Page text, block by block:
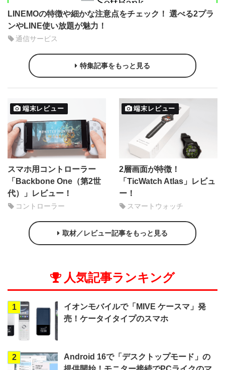
LINEMOの特徴や細かな注意点をチェック！ 選べる2プラ
ンやLINE使い放題が魅力！
通信サービス
特集記事をもっと見る
端末レビュー
スマホ用コントローラー
「Backbone One（第2世
代）」レビュー！
コントローラー
端末レビュー
2層画面が特徴！
「TicWatch Atlas」レビュ
ー！
スマートウォッチ
取材／レビュー記事をもっと見る
人気記事ランキング
1
イオンモバイルで「MIVE ケースマ」発
売！ケータイタイプのスマホ
2
Android 16で「デスクトップモード」の